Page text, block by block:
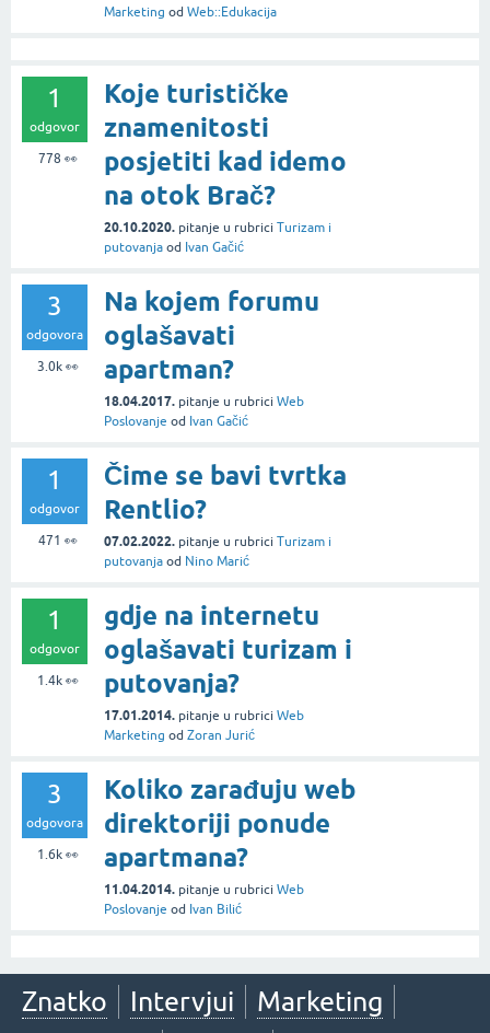
Marketing od Web::Edukacija
1
odgovor
778 👀
Koje turističke
znamenitosti
posjetiti kad idemo
na otok Brač?
20.10.2020. pitanje u rubrici Turizam i
putovanja od Ivan Gačić
3
odgovora
3.0k👀
Na kojem forumu
oglašavati
apartman?
18.04.2017. pitanje u rubrici Web
Poslovanje od Ivan Gačić
1
odgovor
471 👀
Čime se bavi tvrtka
Rentlio?
07.02.2022. pitanje u rubrici Turizam i
putovanja od Nino Marić
1
odgovor
1.4k👀
gdje na internetu
oglašavati turizam i
putovanja?
17.01.2014. pitanje u rubrici Web
Marketing od Zoran Jurić
3
odgovora
1.6k👀
Koliko zarađuju web
direktoriji ponude
apartmana?
11.04.2014. pitanje u rubrici Web
Poslovanje od Ivan Bilić
Znatko Intervjui
Marketing